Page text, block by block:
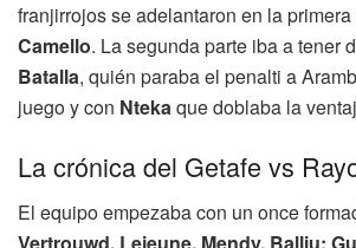
franjirrojos se adelantaron en la
Camello. La segunda parte iba a tener
Batalla, quién paraba el penalti a
juego y con Ntekaque doblaba la
La crónica del Getafe vs
El equipo empezaba con un once
Vertrouwd, Lejeune, Mendy, Balliu;